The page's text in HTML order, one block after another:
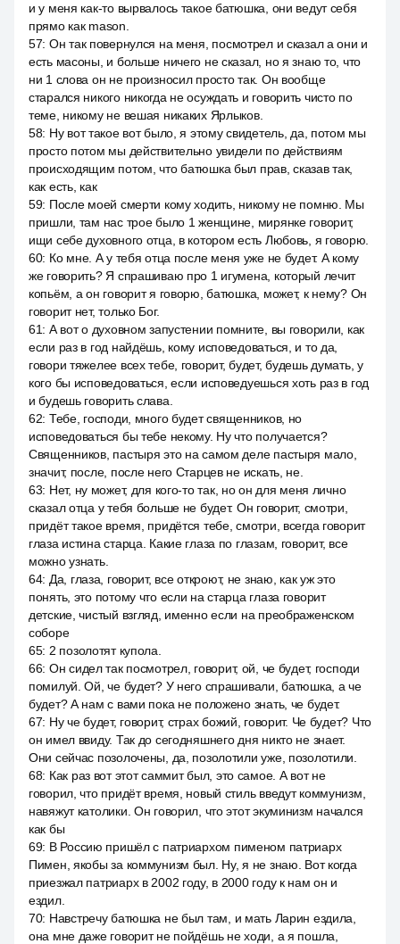
и у меня как-то вырвалось такое батюшка, они ведут себя
прямо как mason.
57: Он так повернулся на меня, посмотрел и сказал а они и
есть масоны, и больше ничего не сказал, но я знаю то, что
ни 1 слова он не произносил просто так. Он вообще
старался никого никогда не осуждать и говорить чисто по
теме, никому не вешая никаких Ярлыков.
58: Ну вот такое вот было, я этому свидетель, да, потом мы
просто потом мы действительно увидели по действиям
происходящим потом, что батюшка был прав, сказав так,
как есть, как
59: После моей смерти кому ходить, никому не помню. Мы
пришли, там нас трое было 1 женщине, мирянке говорит,
ищи себе духовного отца, в котором есть Любовь, я говорю.
60: Ко мне. А у тебя отца после меня уже не будет. А кому
же говорить? Я спрашиваю про 1 игумена, который лечит
копьём, а он говорит я говорю, батюшка, может, к нему? Он
говорит нет, только Бог.
61: А вот о духовном запустении помните, вы говорили, как
если раз в год найдёшь, кому исповедоваться, и то да,
говори тяжелее всех тебе, говорит, будет, будешь думать, у
кого бы исповедоваться, если исповедуешься хоть раз в год
и будешь говорить слава.
62: Тебе, господи, много будет священников, но
исповедоваться бы тебе некому. Ну что получается?
Священников, пастыря это на самом деле пастыря мало,
значит, после, после него Старцев не искать, не.
63: Нет, ну может, для кого-то так, но он для меня лично
сказал отца у тебя больше не будет. Он говорит, смотри,
придёт такое время, придётся тебе, смотри, всегда говорит
глаза истина старца. Какие глаза по глазам, говорит, все
можно узнать.
64: Да, глаза, говорит, все откроют, не знаю, как уж это
понять, это потому что если на старца глаза говорит
детские, чистый взгляд, именно если на преображенском
соборе
65: 2 позолотят купола.
66: Он сидел так посмотрел, говорит, ой, че будет, господи
помилуй. Ой, че будет? У него спрашивали, батюшка, а че
будет? А нам с вами пока не положено знать, че будет.
67: Ну че будет, говорит, страх божий, говорит. Че будет? Что
он имел ввиду. Так до сегодняшнего дня никто не знает.
Они сейчас позолочены, да, позолотили уже, позолотили.
68: Как раз вот этот саммит был, это самое. А вот не
говорил, что придёт время, новый стиль введут коммунизм,
навяжут католики. Он говорил, что этот экуминизм начался
как бы
69: В Россию пришёл с патриархом пименом патриарх
Пимен, якобы за коммунизм был. Ну, я не знаю. Вот когда
приезжал патриарх в 2002 году, в 2000 году к нам он и
ездил.
70: Навстречу батюшка не был там, и мать Ларин ездила,
она мне даже говорит не пойдёшь не ходи, а я пошла,